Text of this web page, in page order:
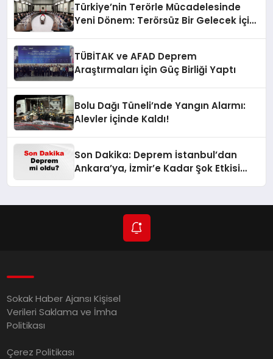
Türkiye’nin Terörle Mücadelesinde
Yeni Dönem: Terörsüz Bir Gelecek İçin
TÜBİTAK ve AFAD Deprem
Araştırmaları İçin Güç Birliği Yaptı
Bolu Dağı Tüneli’nde Yangın Alarmı:
Alevler İçinde Kaldı!
Son Dakika: Deprem İstanbul’dan
Ankara’ya, İzmir’e Kadar Şok Etkisi
Sokak Haber Ajansı Kişisel
Verileri Saklama ve İmha
Politikası
Çerez Politikası